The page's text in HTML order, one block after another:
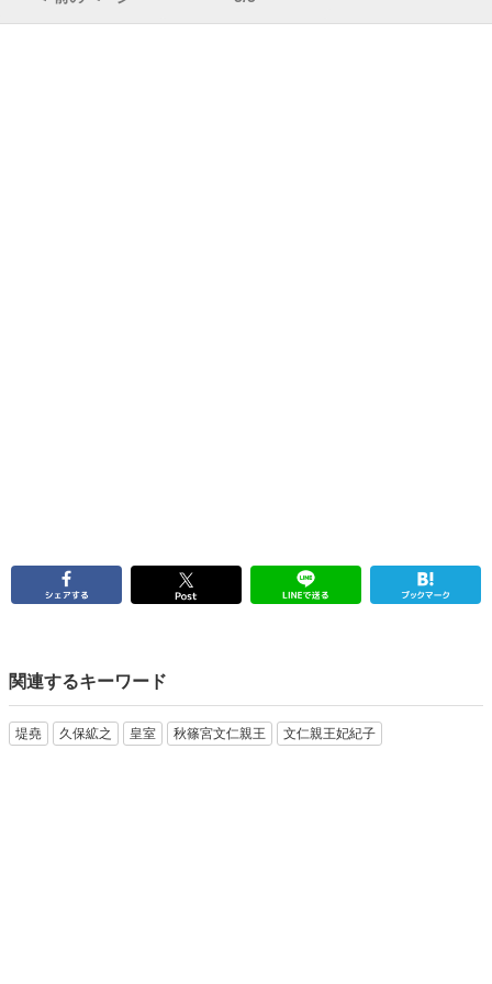
関連するキーワード
堤堯 久保絋之 皇室 秋篠宮文仁親王 文仁親王妃紀子